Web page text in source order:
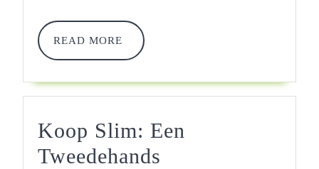
Voor
READ MORE
READ
MORE
Koop Slim: Een
Tweedehands